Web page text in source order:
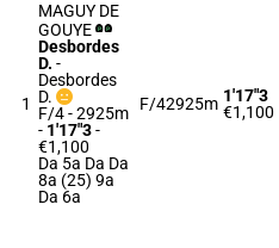
1
MAGUY DE
GOUYE
Desbordes
D. -
Desbordes
D.
F/4 - 2925m
- 1'17"3-
€1,100
Da 5a Da Da
8a (25) 9a
Da 6a
F/42925m 1'17"3
€1,100